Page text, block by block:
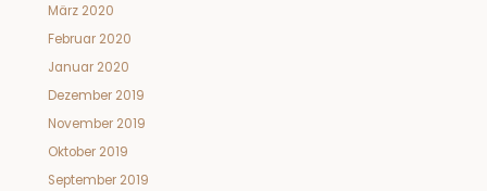
März 2020
Februar 2020
Januar 2020
Dezember 2019
November 2019
Oktober 2019
September 2019